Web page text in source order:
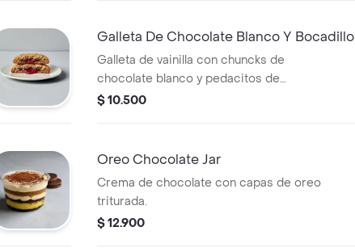
Galleta De Chocolate Blanco Y Bocadillo
Galleta de vainilla con chuncks de
chocolate blanco y pedacitos de
bocadillo.
$ 10.500
Oreo Chocolate Jar
Crema de chocolate con capas de oreo
triturada.
$ 12.900